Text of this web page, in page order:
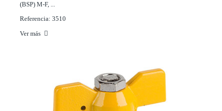
(BSP) M-F, ...
Referencia: 3510
Ver más